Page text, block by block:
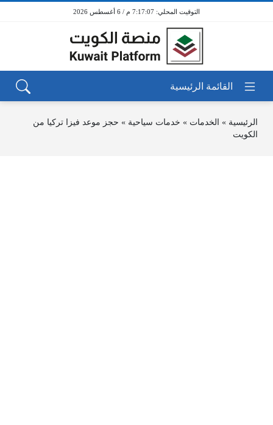
7:17:07 م / 6 أغسطس 2026
الرئيسية » الخدمات » خدمات سياحية » حجز موعد فيزا تركيا من
الكويت